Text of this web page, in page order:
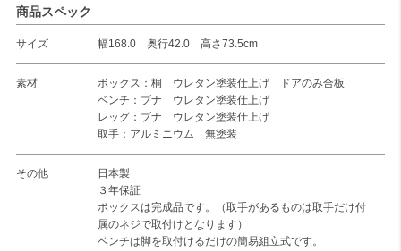
商品スペック
サイズ 幅168.0 奥行42.0 高さ73.5cm
素材
ボックス：桐 ウレタン塗装仕上げ ドアのみ合板
ベンチ：ブナ ウレタン塗装仕上げ
レッグ：ブナ ウレタン塗装仕上げ
取手：アルミニウム 無塗装
その他
日本製
３年保証
ボックスは完成品です。（取手があるものは取手だけ付
属のネジで取付けとなります）
ベンチは脚を取付けるだけの簡易組立式です。